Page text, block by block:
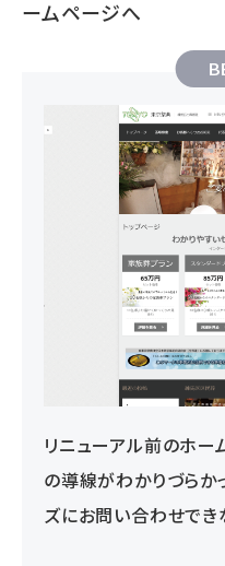
ームページへ
リニューアル前のホー
の導線がわかりづらか
ズにお問い合わせでき